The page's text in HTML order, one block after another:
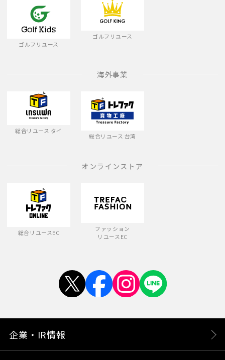
ゴルフリユース
ゴルフリユース
海外事業
総合リユース タイ
総合リユース 台湾
オンラインストア
総合リユースEC
ファッション
リユースEC
企業・IR情報